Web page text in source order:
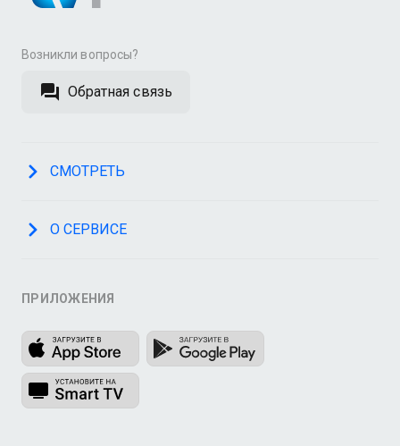
Возникли вопросы?
Обратная связь
СМОТРЕТЬ
О СЕРВИСЕ
ПРИЛОЖЕНИЯ